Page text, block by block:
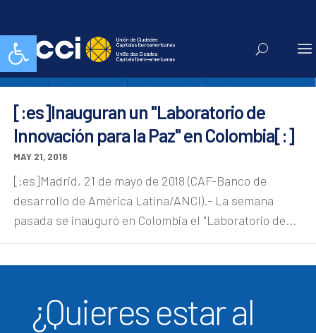
Abrir barra de herramientasoea
[:es]Inauguran un "Laboratorio de
Innovación para la Paz" en Colombia[:]
MAY 21, 2018
[:es]Madrid, 21 de mayo de 2018 (CAF-Banco de
desarrollo de América Latina/ANCI).- La semana
pasada se inauguró en Colombia el "Laboratorio de...
¿Quieres estar al